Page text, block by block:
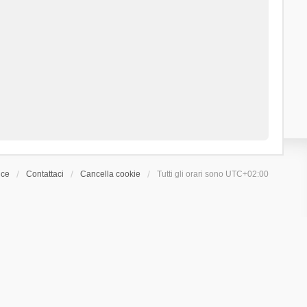
Contattaci Cancella cookie Tutti gli orari sono UTC+02:00